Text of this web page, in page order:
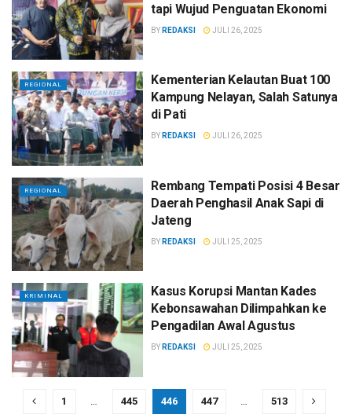
tapi Wujud Penguatan Ekonomi
BY REDAKSI JULI 26, 2025
REGIONAL
Kementerian Kelautan Buat 100
Kampung Nelayan, Salah Satunya
di Pati
BY REDAKSI JULI 26, 2025
REGIONAL
Rembang Tempati Posisi 4 Besar
Daerah Penghasil Anak Sapi di
Jateng
BY REDAKSI JULI 25, 2025
KRIMINAL
Kasus Korupsi Mantan Kades
Kebonsawahan Dilimpahkan ke
Pengadilan Awal Agustus
BY REDAKSI JULI 25, 2025
1 445 446 447 513